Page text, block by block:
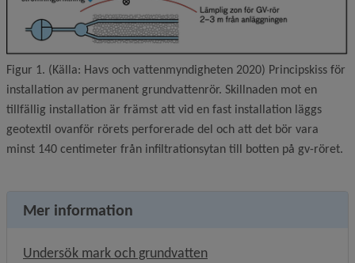
Figur 1. (Källa: Havs och vattenmyndigheten 2020) Principskiss för
installation av permanent grundvattenrör. Skillnaden mot en
tillfällig installation är främst att vid en fast installation läggs
geotextil ovanför rörets perforerade del och att det bör vara
minst 140 centimeter från infiltrationsytan till botten på gv-röret.
Mer information
Undersök mark och grundvatten